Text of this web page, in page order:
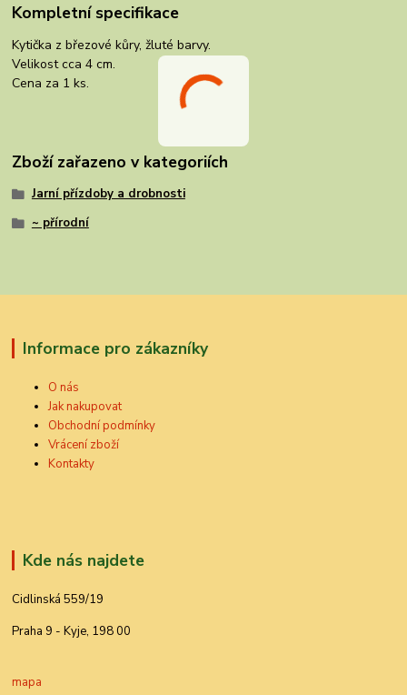
Kompletní specifikace
Kytička z březové kůry, žluté barvy.
Velikost cca 4 cm.
Cena za 1 ks.
Zboží zařazeno v kategoriích
Jarní přízdoby a drobnosti
~ přírodní
Informace pro zákazníky
O nás
Jak nakupovat
Obchodní podmínky
Vrácení zboží
Kontakty
Kde nás najdete
Cidlinská 559/19
Praha 9 - Kyje, 198 00
mapa